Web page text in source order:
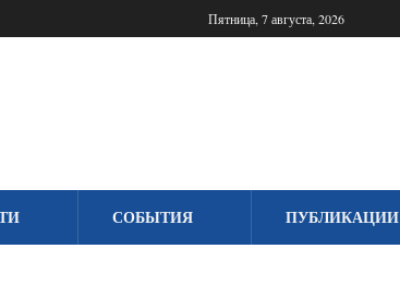
Пятница, 7 августа, 2026
СОБЫТИЯ ПУБЛИКАЦИИ